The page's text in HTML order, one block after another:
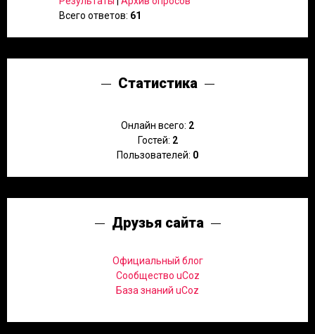
Всего ответов: 61
Статистика
Онлайн всего: 2
Гостей: 2
Пользователей: 0
Друзья сайта
Официальный блог
Сообщество uCoz
База знаний uCoz